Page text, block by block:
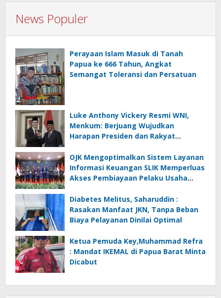
News Populer
Perayaan Islam Masuk di Tanah
Papua ke 666 Tahun, Angkat
Semangat Toleransi dan Persatuan
Luke Anthony Vickery Resmi WNI,
Menkum: Berjuang Wujudkan
Harapan Presiden dan Rakyat
OJK Mengoptimalkan Sistem Layanan
Informasi Keuangan SLIK Memperluas
Akses Pembiayaan Pelaku Usaha
Diabetes Melitus, Saharuddin :
Rasakan Manfaat JKN, Tanpa Beban
Biaya Pelayanan Dinilai Optimal
Ketua Pemuda Key,Muhammad Refra
: Mandat IKEMAL di Papua Barat Minta
Dicabut